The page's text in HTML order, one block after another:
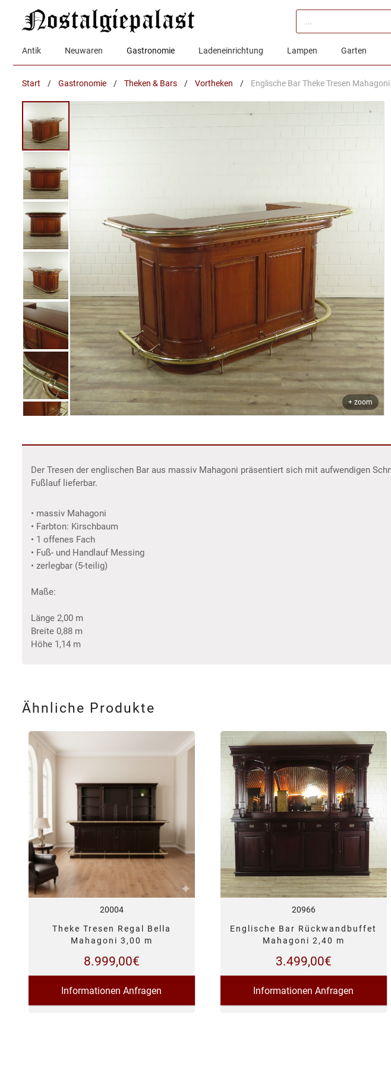
Products
search
Antik Neuwaren Gastronomie Ladeneinrichtung Lampen Garten
Start / Gastronomie / Theken & Bars / Vortheken / Englische Bar Theke Tresen
+ zoom
Der Tresen der englischen Bar aus massiv Mahagoni präsentiert sich mit aufwendigen
Fußlauf lieferbar.
• massiv Mahagoni
• Farbton: Kirschbaum
• 1 offenes Fach
• Fuß- und Handlauf Messing
• zerlegbar (5-teilig)
Maße:
Länge 2,00 m
Breite 0,88 m
Höhe 1,14 m
Ähnliche Produkte
20004
Theke Tresen Regal Bella
Mahagoni 3,00 m
8.999,00€
Informationen Anfragen
20966
Englische Bar Rückwandbuffet
Mahagoni 2,40 m
3.499,00€
Informationen Anfragen